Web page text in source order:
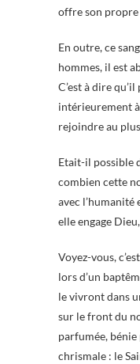
offre son propre
En outre, ce
hommes, il est
C’est à dire
intérieurement
rejoindre au
Etait-il possible
combien cette
avec
elle engage
Voyez-vous,
lors d’un
le vivront dans
sur le front du
parfumée, bénie
chrismale : le